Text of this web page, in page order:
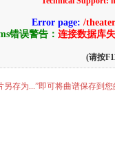
Error page: /
错误警告： 连接数据库
(请按
存为...”即可将曲谱保存到